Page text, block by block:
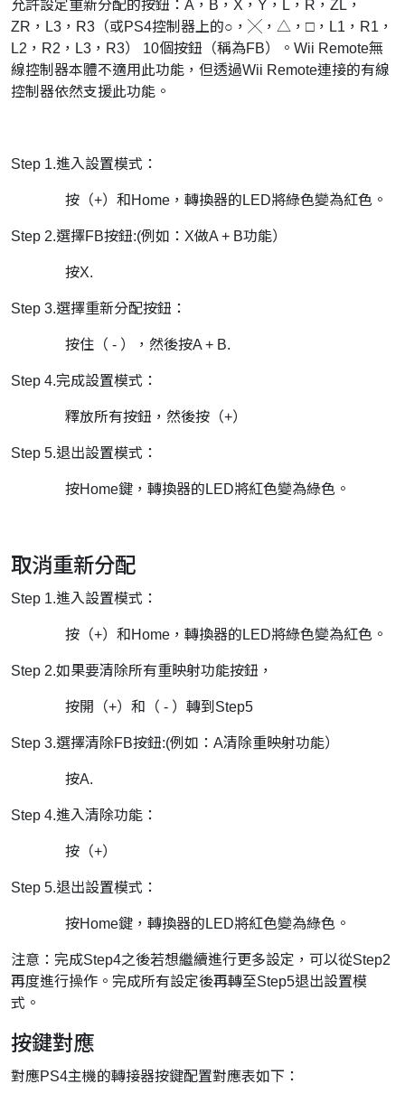
允許設定重新分配的按鈕：A，B，X，Y，L，R，ZL，
ZR，L3，R3（或PS4控制器上的○，╳，△，□，L1，R1，
L2，R2，L3，R3） 10個按鈕（稱為FB）。Wii Remote無
線控制器本體不適用此功能，但透過Wii Remote連接的有線
控制器依然支援此功能。
Step 1.進入設置模式：
按（+）和Home，轉換器的LED將綠色變為紅色。
Step 2.選擇FB按鈕:(例如：X做A + B功能）
按X.
Step 3.選擇重新分配按鈕：
按住（ - ），然後按A + B.
Step 4.完成設置模式：
釋放所有按鈕，然後按（+）
Step 5.退出設置模式：
按Home鍵，轉換器的LED將紅色變為綠色。
取消重新分配
Step 1.進入設置模式：
按（+）和Home，轉換器的LED將綠色變為紅色。
Step 2.如果要清除所有重映射功能按鈕，
按開（+）和（ - ）轉到Step5
Step 3.選擇清除FB按鈕:(例如：A清除重映射功能）
按A.
Step 4.進入清除功能：
按（+）
Step 5.退出設置模式：
按Home鍵，轉換器的LED將紅色變為綠色。
注意：完成Step4之後若想繼續進行更多設定，可以從Step2
再度進行操作。完成所有設定後再轉至Step5退出設置模
式。
按鍵對應
對應PS4主機的轉接器按鍵配置對應表如下：